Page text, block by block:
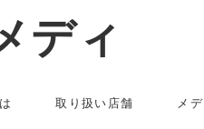
取り扱い店舗 メ